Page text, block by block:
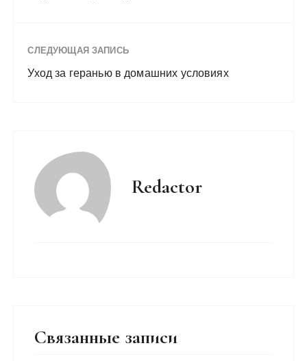
СЛЕДУЮЩАЯ ЗАПИСЬ
Уход за геранью в домашних условиях
Redactor
Связанные записи